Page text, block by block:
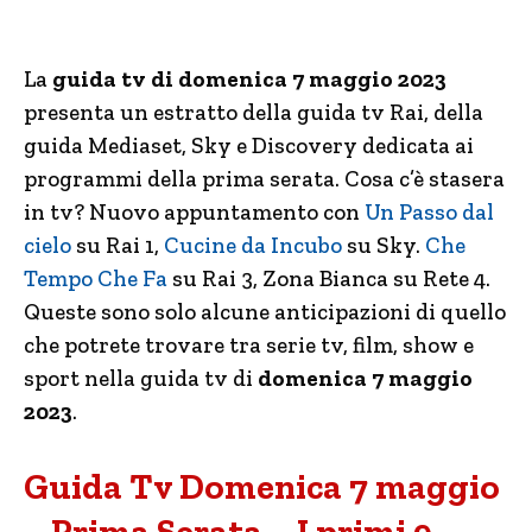
La guida tv di domenica 7 maggio 2023
presenta un estratto della guida tv Rai, della
guida Mediaset, Sky e Discovery dedicata ai
programmi della prima serata. Cosa c’è stasera
in tv? Nuovo appuntamento con Un Passo dal
cielo su Rai 1, Cucine da Incubo su Sky. Che
Tempo Che Fa su Rai 3, Zona Bianca su Rete 4.
Queste sono solo alcune anticipazioni di quello
che potrete trovare tra serie tv, film, show e
sport nella guida tv di domenica 7 maggio
2023.
Guida Tv Domenica 7 maggio